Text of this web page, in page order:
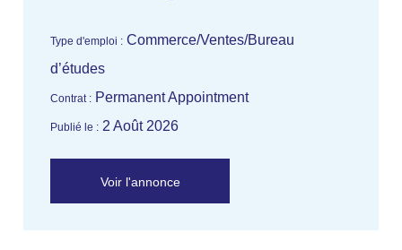
Type d'emploi : Commerce/Ventes/Bureau
d’études
Contrat : Permanent Appointment
Publié le : 2 Août 2026
Voir l'annonce